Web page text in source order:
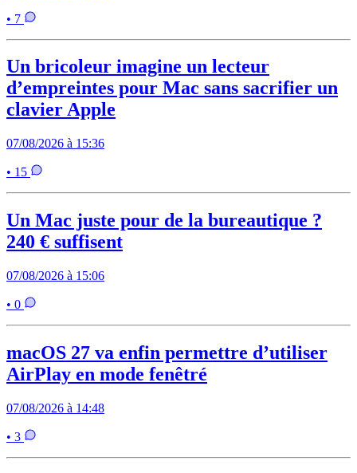
• 7
Un bricoleur imagine un lecteur
d’empreintes pour Mac sans sacrifier un
clavier Apple
07/08/2026 à 15:36
• 15
Un Mac juste pour de la bureautique ?
240 € suffisent
07/08/2026 à 15:06
• 0
macOS 27 va enfin permettre d’utiliser
AirPlay en mode fenêtré
07/08/2026 à 14:48
• 3